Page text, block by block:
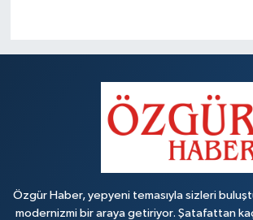
Özgür Haber, yepyeni temasıyla sizleri
modernizmi bir araya getiriyor. Şatafattan